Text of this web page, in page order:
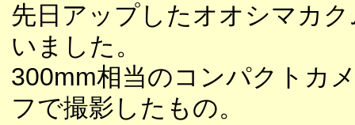
先日アップしたオオシマカ
いました。
300mm相当のコンパクトカ
フで撮影したもの。